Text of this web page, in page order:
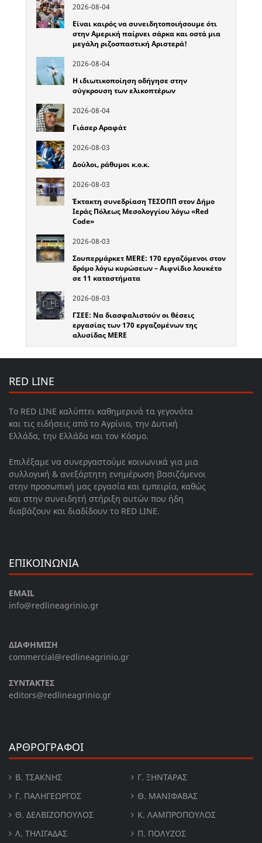
2026-08-04
Είναι καιρός να συνειδητοποιήσουμε ότι
στην Αμερική παίρνει σάρκα και οστά μια
μεγάλη ριζοσπαστική Αριστερά!
2026-08-04
Η ιδιωτικοποίηση οδήγησε στην
σύγκρουση των ελικοπτέρων
2026-08-04
Γιάσερ Αραφάτ
2026-08-03
Δούλοι, ράθυμοι κ.ο.κ.
2026-08-03
Έκτακτη συνεδρίαση ΤΕΣΟΠΠ στον Δήμο
Ιεράς Πόλεως Μεσολογγίου λόγω «Red
Code»
2026-08-03
Σουπερμάρκετ MERE: 170 εργαζόμενοι στον
δρόμο λόγω κυρώσεων – Αιφνίδιο λουκέτο
σε 11 καταστήματα
2026-08-03
ΓΣΕΕ: Να διασφαλιστούν οι θέσεις
εργασίας των 170 εργαζομένων της
αλυσίδας MERE
RED LINE
Το RED LINE καλύπτει καθημερινά τα γεγονότα
και τις ειδήσεις από το Αγρίνιο, την Δυτική
Ελλάδα, την Ελλάδα και τον Κόσμο.
Επιλέξαμε να συνεργαστούμε κοινωνικά για μια
συλλογική & ανεξάρτητη ενημέρωση βασιζόμενοι
στην προσωπική μας εργασία και εμπειρία, καθώς
και στην συνειδητή στήριξη αυτών που ήδη
διαβάζουν και διαδίδουν το RED LINE.
ΕΠΙΚΟΙΝΩΝΙΑ
EMAIL
info@redlineagrinio.gr
ΔΙΑΦΗΜΙΣΗ
commercial@redlineagrinio.gr
ΣΥΝΤΑΚΤΕΣ
editors@redlineagrinio.gr
ΑΡΘΡΟΓΡΑΦΟΙ
Β. ΤΣΆΚΝΗΣ
Γ. ΞΗΝΤΆΡΑΣ
Γ. ΠΑΛΗΓΕΏΡΓΟΣ
Θ. ΜΑΝΙΦΑΒΑΣ
Θ. ΔΕΛΒΙΖΌΠΟΥΛΟΣ
Κ. ΛΑΜΠΡΟΠΟΥΛΟΣ
Λ. ΤΗΛΙΓΑΔΑΣ
Π. ΠΟΛΎΖΟΣ